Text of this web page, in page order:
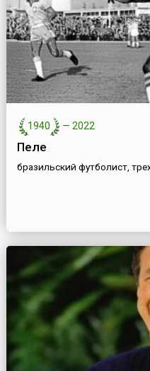
1940 — 2022
Пеле
бразильский футболист,